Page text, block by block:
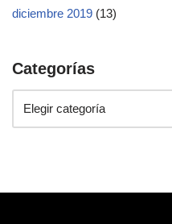
diciembre 2019 (13)
Categorías